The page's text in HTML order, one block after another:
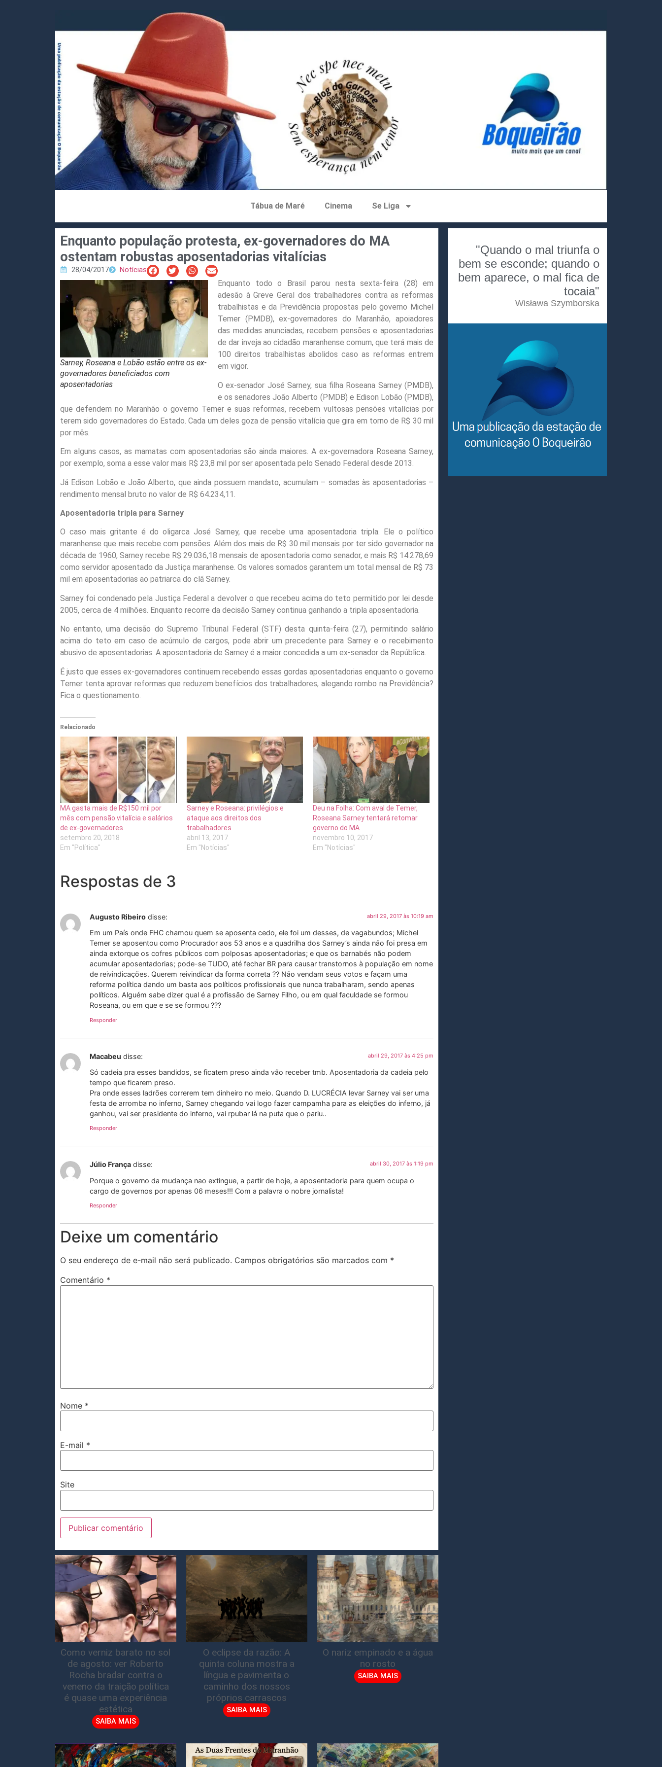
Tábua de Maré Cinema Se Liga
Enquanto população protesta, ex-governadores do MA
ostentam robustas aposentadorias vitalícias
28/04/2017 Notícias
Sarney, Roseana e Lobão estão entre os ex-
governadores beneficiados com
aposentadorias
Enquanto todo o Brasil parou nesta sexta-feira (28) em
adesão à Greve Geral dos trabalhadores contra as reformas
trabalhistas e da Previdência propostas pelo governo Michel
Temer (PMDB), ex-governadores do Maranhão, apoiadores
das medidas anunciadas, recebem pensões e aposentadorias
de dar inveja ao cidadão maranhense comum, que terá mais de
100 direitos trabalhistas abolidos caso as reformas entrem
em vigor.
O ex-senador José Sarney, sua filha Roseana Sarney (PMDB),
e os senadores João Alberto (PMDB) e Edison Lobão (PMDB),
que defendem no Maranhão o governo Temer e suas reformas, recebem vultosas pensões vitalícias por
terem sido governadores do Estado. Cada um deles goza de pensão vitalícia que gira em torno de R$ 30 mil
por mês.
Em alguns casos, as mamatas com aposentadorias são ainda maiores. A ex-governadora Roseana Sarney,
por exemplo, soma a esse valor mais R$ 23,8 mil por ser aposentada pelo Senado Federal desde 2013.
Já Edison Lobão e João Alberto, que ainda possuem mandato, acumulam – somadas às aposentadorias –
rendimento mensal bruto no valor de R$ 64.234,11.
Aposentadoria tripla para Sarney
O caso mais gritante é do oligarca José Sarney, que recebe uma aposentadoria tripla. Ele o político
maranhense que mais recebe com pensões. Além dos mais de R$ 30 mil mensais por ter sido governador na
década de 1960, Sarney recebe R$ 29.036,18 mensais de aposentadoria como senador, e mais R$ 14.278,69
como servidor aposentado da Justiça maranhense. Os valores somados garantem um total mensal de R$ 73
mil em aposentadorias ao patriarca do clã Sarney.
Sarney foi condenado pela Justiça Federal a devolver o que recebeu acima do teto permitido por lei desde
2005, cerca de 4 milhões. Enquanto recorre da decisão Sarney continua ganhando a tripla aposentadoria.
No entanto, uma decisão do Supremo Tribunal Federal (STF) desta quinta-feira (27), permitindo salário
acima do teto em caso de acúmulo de cargos, pode abrir um precedente para Sarney e o recebimento
abusivo de aposentadorias. A aposentadoria de Sarney é a maior concedida a um ex-senador da República.
É justo que esses ex-governadores continuem recebendo essas gordas aposentadorias enquanto o governo
Temer tenta aprovar reformas que reduzem benefícios dos trabalhadores, alegando rombo na Previdência?
Fica o questionamento.
Relacionado
MA gasta mais de R$150 mil por
mês com pensão vitalícia e salários
de ex-governadores
setembro 20, 2018
Em "Política"
Sarney e Roseana: privilégios e
ataque aos direitos dos
trabalhadores
abril 13, 2017
Em "Notícias"
Deu na Folha: Com aval de Temer,
Roseana Sarney tentará retomar
governo do MA
novembro 10, 2017
Em "Notícias"
Respostas de 3
Augusto Ribeiro disse: abril 29, 2017 às 10:19 am
Em um País onde FHC chamou quem se aposenta cedo, ele foi um desses, de vagabundos; Michel
Temer se aposentou como Procurador aos 53 anos e a quadrilha dos Sarney’s ainda não foi presa em
ainda extorque os cofres públicos com polposas aposentadorias; e que os barnabés não podem
acumular aposentadorias; pode-se TUDO, até fechar BR para causar transtornos à população em nome
de reivindicações. Querem reivindicar da forma correta ?? Não vendam seus votos e façam uma
reforma política dando um basta aos políticos profissionais que nunca trabalharam, sendo apenas
políticos. Alguém sabe dizer qual é a profissão de Sarney Filho, ou em qual faculdade se formou
Roseana, ou em que e se se formou ???
Responder
Macabeu disse: abril 29, 2017 às 4:25 pm
Só cadeia pra esses bandidos, se ficatem preso ainda vão receber tmb. Aposentadoria da cadeia pelo
tempo que ficarem preso.
Pra onde esses ladrões correrem tem dinheiro no meio. Quando D. LUCRÉCIA levar Sarney vai ser uma
festa de arromba no inferno, Sarney chegando vai logo fazer campamha para as eleições do inferno, já
ganhou, vai ser presidente do inferno, vai rpubar lá na puta que o pariu..
Responder
Júlio França disse: abril 30, 2017 às 1:19 pm
Porque o governo da mudança nao extingue, a partir de hoje, a aposentadoria para quem ocupa o
cargo de governos por apenas 06 meses!!! Com a palavra o nobre jornalista!
Responder
Deixe um comentário
O seu endereço de e-mail não será publicado. Campos obrigatórios são marcados com *
Comentário *
Nome *
E-mail *
Site
Como verniz barato no sol
de agosto: ver Roberto
Rocha bradar contra o
veneno da traição política
é quase uma experiência
estética
SAIBA MAIS
O eclipse da razão: A
quinta coluna mostra a
língua e pavimenta o
caminho dos nossos
próprios carrascos
SAIBA MAIS
O nariz empinado e a água
no rosto
SAIBA MAIS
"Quando o mal triunfa o
bem se esconde; quando o
bem aparece, o mal fica de
tocaia"
Wisława Szymborska